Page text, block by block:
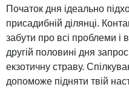
Початок дня ідеально
присадибній ділянці.
забути про всі проблеми і
другій половині дня
екзотичну страву.
допоможе підняти твій